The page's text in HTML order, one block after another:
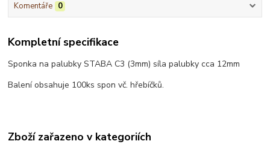
Komentáře 0
Kompletní specifikace
Sponka na palubky STABA C3 (3mm) síla palubky cca 12mm
Balení obsahuje 100ks spon vč. hřebíčků.
Zboží zařazeno v kategoriích